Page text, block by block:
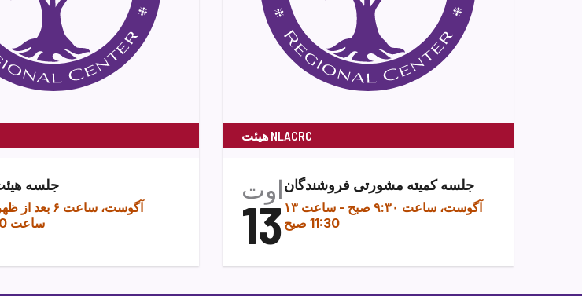
جلسه
۱۲ آگوست، ساعت ۶ بعد از ظهر
ساعت 20:00
هیئت NLACRC
اوت
13
جلسه کمیته مشورتی فروشندگان
۱۳ آگوست، ساعت ۹:۳۰ صبح - ساعت
11:30 صبح